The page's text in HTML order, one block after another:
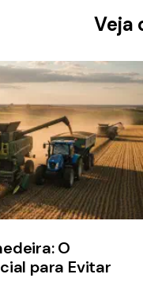
Veja
O
para Evitar